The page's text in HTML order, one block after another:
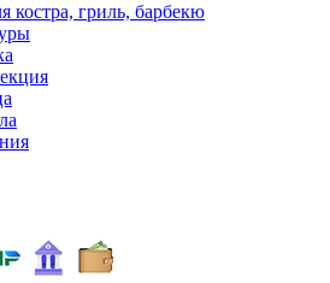
костра, гриль, барбекю